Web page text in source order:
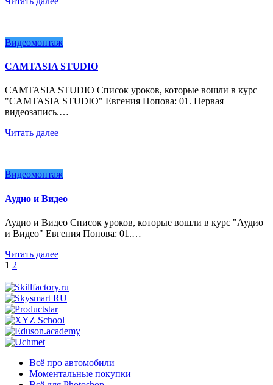
Видеомонтаж
CAMTASIA STUDIO
CAMTASIA STUDIO Список уроков, которые вошли в курс
"CAMTASIA STUDIO" Евгения Попова: 01. Первая
видеозапись.…
Читать далее
Видеомонтаж
Аудио и Видео
Аудио и Видео Список уроков, которые вошли в курс "Аудио
и Видео" Евгения Попова: 01.…
Читать далее
Пагинация
записей
1 2
Всё про автомобили
Моментальные покупки